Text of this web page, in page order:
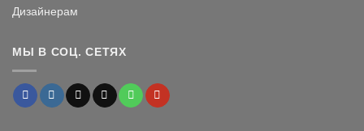
Дизайнерам
МЫ В СОЦ. СЕТЯХ